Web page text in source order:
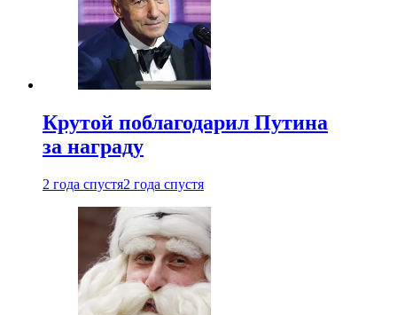
Крутой поблагодарил Путина
за награду
2 года спустя2 года спустя